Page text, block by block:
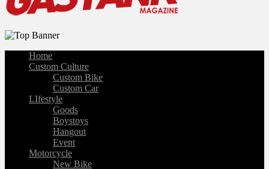
Home
Custom Culture
Custom Bike
Custom Car
LIfestyle
Goods
Boystoys
Hangout
Event
Motorcycle
New Bike